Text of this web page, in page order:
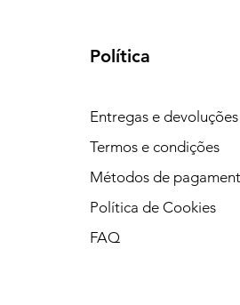
Política
Entregas e devoluções
Termos e condições
Métodos de
Política de Cookies
FAQ